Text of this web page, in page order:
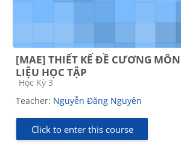
[MAE] THIẾT KẾ ĐỀ CƯƠNG
LIỆU HỌC TẬP
Course category
Học Kỳ 3
Teacher: Nguyễn Đăng Nguyên
Click to enter this course